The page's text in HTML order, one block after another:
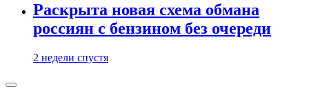
Раскрыта новая схема обмана
россиян с бензином без очереди
2 недели спустя